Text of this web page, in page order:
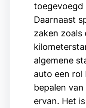
toegevoegd
Daarnaast
zaken zoals
algemene
auto een rol
bepalen
ervan. Het